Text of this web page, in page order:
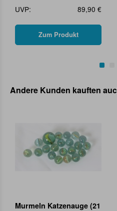
UVP: 89,90 €
Zum Produkt
Andere Kunden kauften
Murmeln Katzenauge (21